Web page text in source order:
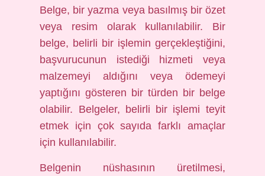
Belge, bir yazma veya basılmış bir özet
veya resim olarak kullanılabilir. Bir
belge, belirli bir işlemin gerçekleştiğini,
başvurucunun istediği hizmeti veya
malzemeyi aldığını veya ödemeyi
yaptığını gösteren bir türden bir belge
olabilir. Belgeler, belirli bir işlemi teyit
etmek için çok sayıda farklı amaçlar
için kullanılabilir.
Belgenin nüshasının üretilmesi,